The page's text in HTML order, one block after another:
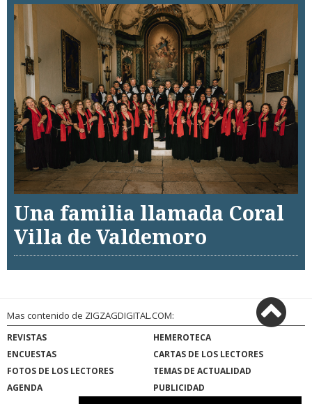
Una familia llamada Coral
Villa de Valdemoro
Mas contenido de ZIGZAGDIGITAL.COM:
REVISTAS
HEMEROTECA
ENCUESTAS
CARTAS DE LOS LECTORES
FOTOS DE LOS LECTORES
TEMAS DE ACTUALIDAD
AGENDA
PUBLICIDAD